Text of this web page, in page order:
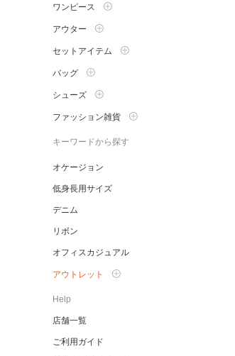
ワンピース
アウター
セットアイテム
バッグ
シューズ
ファッション雑貨
キーワードから探す
オケージョン
低身長用サイズ
デニム
リボン
オフィスカジュアル
アウトレット
Help
店舗一覧
ご利用ガイド